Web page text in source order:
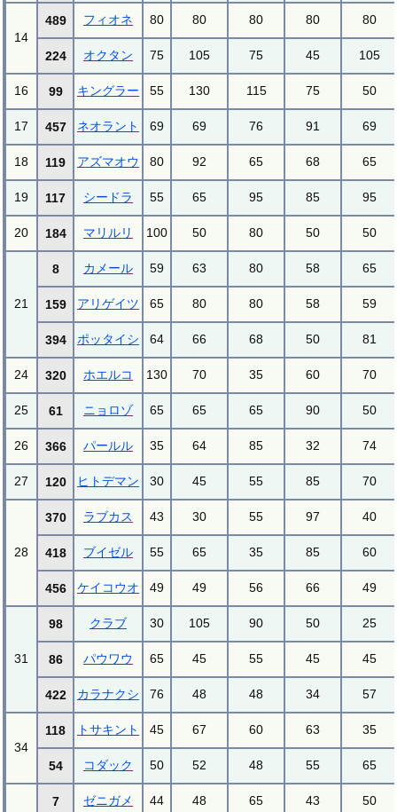
14
489 フィオネ 80 80 80 80 80
224 オクタン 75 105 75 45 105
16 99 キングラー 55 130 115 75 50
17 457 ネオラント 69 69 76 91 69
18 119 アズマオウ 80 92 65 68 65
19 117 シードラ 55 65 95 85 95
20 184 マリルリ 100 50 80 50 50
21
8 カメール 59 63 80 58 65
159 アリゲイツ 65 80 80 58 59
394 ポッタイシ 64 66 68 50 81
24 320 ホエルコ 130 70 35 60 70
25 61 ニョロゾ 65 65 65 90 50
26 366 パールル 35 64 85 32 74
27 120 ヒトデマン 30 45 55 85 70
28
370 ラブカス 43 30 55 97 40
418 ブイゼル 55 65 35 85 60
456 ケイコウオ 49 49 56 66 49
31
98 クラブ 30 105 90 50 25
86 パウワウ 65 45 55 45 45
422 カラナクシ 76 48 48 34 57
34
118 トサキント 45 67 60 63 35
54 コダック 50 52 48 55 65
7 ゼニガメ 44 48 65 43 50